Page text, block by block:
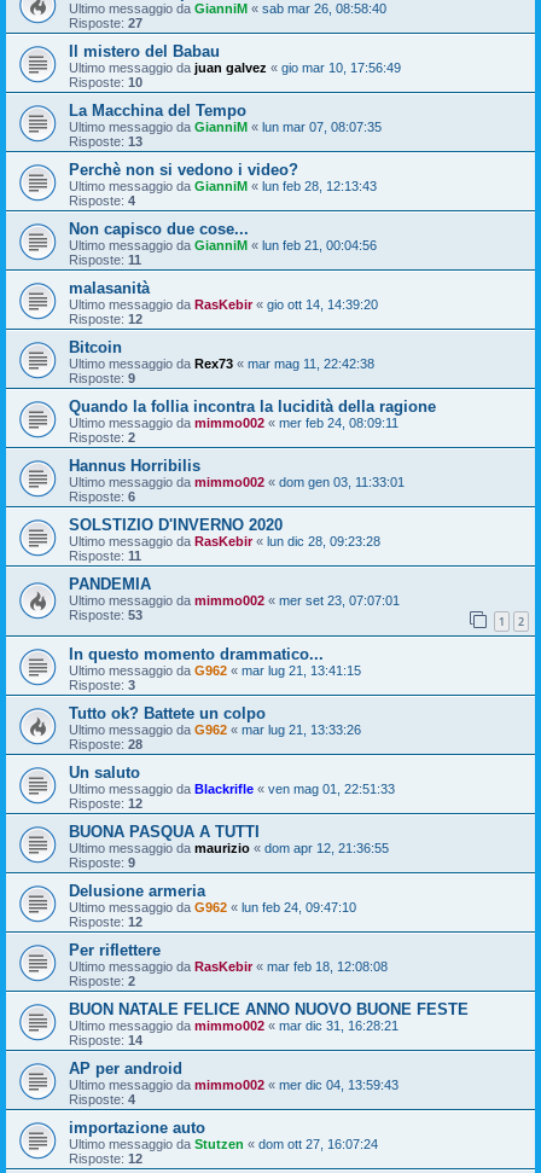
Ultimo messaggio da GianniM « sab mar 26, 08:58:40
Risposte: 27
Il mistero del Babau
Ultimo messaggio da juan galvez « gio mar 10, 17:56:49
Risposte: 10
La Macchina del Tempo
Ultimo messaggio da GianniM « lun mar 07, 08:07:35
Risposte: 13
Perchè non si vedono i video?
Ultimo messaggio da GianniM « lun feb 28, 12:13:43
Risposte: 4
Non capisco due cose...
Ultimo messaggio da GianniM « lun feb 21, 00:04:56
Risposte: 11
malasanità
Ultimo messaggio da RasKebir« gio ott 14, 14:39:20
Risposte: 12
Bitcoin
Ultimo messaggio da Rex73 « mar mag 11, 22:42:38
Risposte: 9
Quando la follia incontra la lucidità della ragione
Ultimo messaggio da mimmo002 « mer feb 24, 08:09:11
Risposte: 2
Hannus Horribilis
Ultimo messaggio da mimmo002 « dom gen 03, 11:33:01
Risposte: 6
SOLSTIZIO D'INVERNO 2020
Ultimo messaggio da RasKebir« lun dic 28, 09:23:28
Risposte: 11
PANDEMIA
Ultimo messaggio da mimmo002 « mer set 23, 07:07:01
Risposte: 53 1 2
In questo momento drammatico...
Ultimo messaggio da G962 « mar lug 21, 13:41:15
Risposte: 3
Tutto ok? Battete un colpo
Ultimo messaggio da G962 « mar lug 21, 13:33:26
Risposte: 28
Un saluto
Ultimo messaggio da Blackrifle « ven mag 01, 22:51:33
Risposte: 12
BUONA PASQUA A TUTTI
Ultimo messaggio da maurizio « dom apr 12, 21:36:55
Risposte: 9
Delusione armeria
Ultimo messaggio da G962 « lun feb 24, 09:47:10
Risposte: 12
Per riflettere
Ultimo messaggio da RasKebir« mar feb 18, 12:08:08
Risposte: 2
BUON NATALE FELICE ANNO NUOVO BUONE FESTE
Ultimo messaggio da mimmo002 « mar dic 31, 16:28:21
Risposte: 14
AP per android
Ultimo messaggio da mimmo002 « mer dic 04, 13:59:43
Risposte: 4
importazione auto
Ultimo messaggio da Stutzen « dom ott 27, 16:07:24
Risposte: 12